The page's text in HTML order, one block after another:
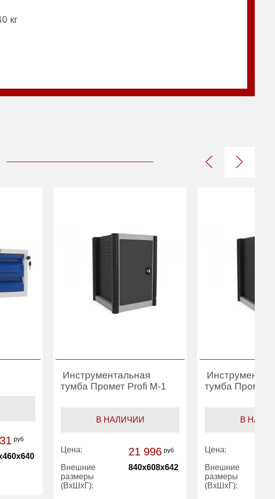
кг
руб
Инструментальная
тумба Промет Profi M-1
В НАЛИЧИИ
Цена: 21 996 руб
Внешние
размеры
(ВхШхГ):
840x608x642
тумба Промет
В
Цена:
Внешние
размеры
(ВхШхГ):